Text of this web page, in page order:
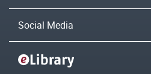
Social Media